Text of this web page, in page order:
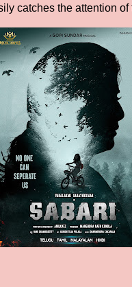
catches the attention of